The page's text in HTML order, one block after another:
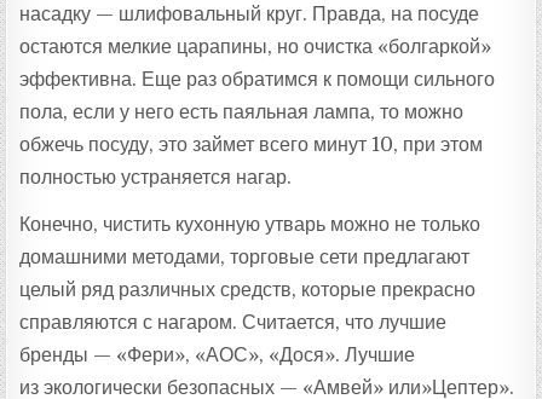
насадку — шлифовальный круг. Правда, на посуде
остаются мелкие царапины, но очистка «болгаркой»
эффективна. Еще раз обратимся к помощи сильного
пола, если у него есть паяльная лампа, то можно
обжечь посуду, это займет всего минут 10, при этом
полностью устраняется нагар.
Конечно, чистить кухонную утварь можно не только
домашними методами, торговые сети предлагают
целый ряд различных средств, которые прекрасно
справляются с нагаром. Считается, что лучшие
бренды — «Фери», «АОС», «Дося». Лучшие
из экологически безопасных — «Амвей» или»Цептер».